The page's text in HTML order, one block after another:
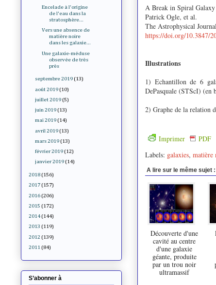
A Break in Spiral
Patrick Ogle, et al.
The Astrophysical
https://doi.org/10.3847/
Illustrations
1) Echantillon de 6
DePasquale (STScI) (en
2) Graphe de la relation
Imprimer
PDF
Labels: galaxies, matière
A lire sur le même sujet :
Découverte d'une
cavité au centre
d'une galaxie
géante, produite
par un trou noir
ultramassif
Encelade à l'origine
de l'eau dans la
stratosphère...
Vers une absence de
matière noire
dans les galaxie...
Une galaxie-méduse
observée de très
près
septembre 2019 (13)
août 2019 (10)
juillet 2019 (5)
juin 2019 (13)
mai 2019 (14)
avril 2019 (13)
mars 2019 (13)
février 2019 (12)
janvier 2019 (14)
2018 (156)
2017 (157)
2016 (206)
2015 (172)
2014 (144)
2013 (119)
2012 (139)
2011 (84)
S’abonner à